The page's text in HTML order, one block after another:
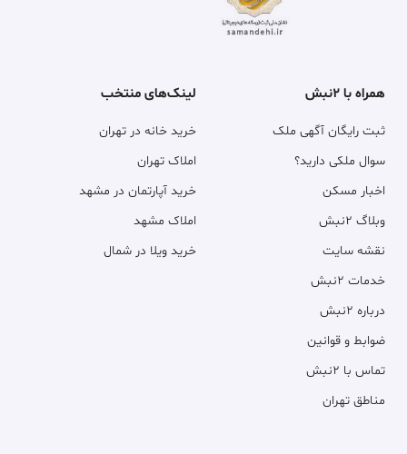
همراه با ۲نبش
ثبت رایگان آگهی ملک
سوال ملکی دارید؟
اخبار مسکن
وبلاگ ۲نبش
نقشه سایت
خدمات ۲نبش
درباره ۲نبش
ضوابط و قوانین
تماس با ۲نبش
مناطق تهران
لینک‌های منتخب
خرید خانه در تهران
املاک تهران
خرید آپارتمان در مشهد
املاک مشهد
خرید ویلا در شمال